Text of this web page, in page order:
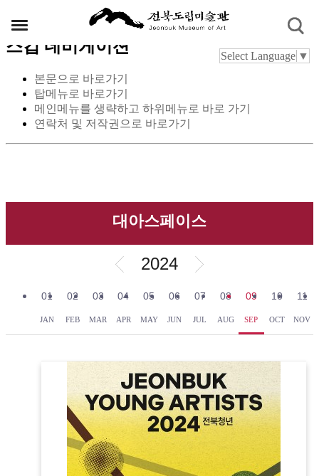
스킵 네비게이션
본문으로 바로가기
탑메뉴로 바로가기
메인메뉴를 생략하고 하위메뉴로 바로 가기
연락처 및 저작권으로 바로가기
Select Language ▼
대아스페이스
2024
01
JAN
02
FEB
03
MAR
04
APR
05
MAY
06
JUN
07
JUL
08
AUG
09
SEP
10
OCT
11
NOV